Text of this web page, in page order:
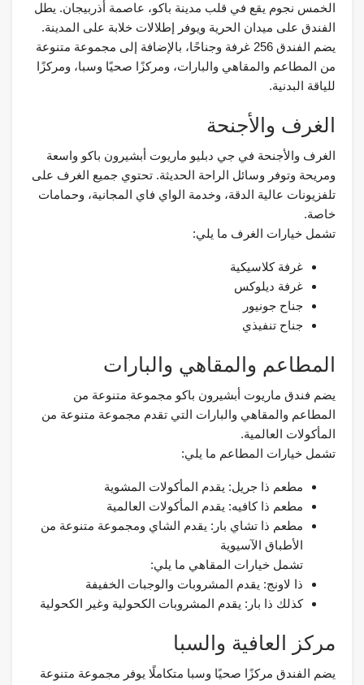
الخمس نجوم يقع في قلب مدينة باكو، عاصمة أذربيجان. يطل
الفندق على ميدان الحرية ويوفر إطلالات خلابة على المدينة.
يضم الفندق 256 غرفة وجناحًا، بالإضافة إلى مجموعة متنوعة
من المطاعم والمقاهي والبارات، ومركزًا صحيًا وسبا، ومركزًا
للياقة البدنية.
الغرف والأجنحة
الغرف والأجنحة في جي دبليو ماريوت أبشيرون باكو واسعة
ومريحة وتوفر وسائل الراحة الحديثة. تحتوي جميع الغرف على
تلفزيونات عالية الدقة، وخدمة الواي فاي المجانية، وحمامات
خاصة.
تشمل خيارات الغرف ما يلي:
غرفة كلاسيكية
غرفة ديلوكس
جناح جونيور
جناح تنفيذي
المطاعم والمقاهي والبارات
يضم فندق ماريوت أبشيرون باكو مجموعة متنوعة من
المطاعم والمقاهي والبارات التي تقدم مجموعة متنوعة من
المأكولات العالمية.
تشمل خيارات المطاعم ما يلي:
مطعم ذا جريل: يقدم المأكولات المشوية
مطعم ذا كافيه: يقدم المأكولات العالمية
مطعم ذا تشاي بار: يقدم الشاي ومجموعة متنوعة من
الأطباق الآسيوية
تشمل خيارات المقاهي ما يلي:
ذا لاونج: يقدم المشروبات والوجبات الخفيفة
كذلك ذا بار: يقدم المشروبات الكحولية وغير الكحولية
مركز العافية والسبا
يضم الفندق مركزًا صحيًا وسبا متكاملًا يوفر مجموعة متنوعة